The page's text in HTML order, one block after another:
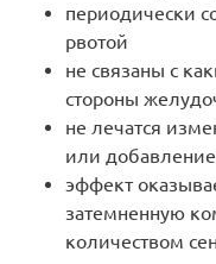
периодически
рвотой
не связаны с
стороны
не лечатся
или
эффект
затемненную
количеством